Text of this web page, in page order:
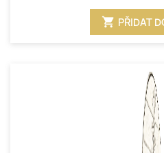
shopping_cart PŘIDAT